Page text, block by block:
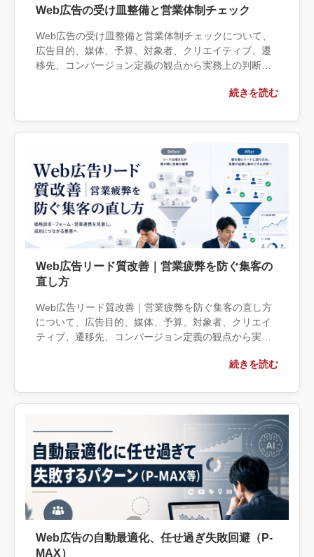
Web広告の受け皿整備と営業体制チェック
Web広告の受け皿整備と営業体制チェックについて、
広告目的、媒体、予算、対象者、クリエイティブ、遷
移先、コンバージョン定義の観点から実務上の判断材
する条件、相談前に用意する情報、依頼後に確認すべ
続きを読む
Web広告リード質改善｜営業疲弊を防ぐ集客の
直し方
Web広告リード質改善｜営業疲弊を防ぐ集客の直し方
について、広告目的、媒体、予算、対象者、クリエイ
ティブ、遷移先、コンバージョン定義の観点から実務
外部へ相談する条件、相談前に用意する情報、依頼後
続きを読む
Web広告の自動最適化、任せ過ぎ失敗回避（P-
MAX）